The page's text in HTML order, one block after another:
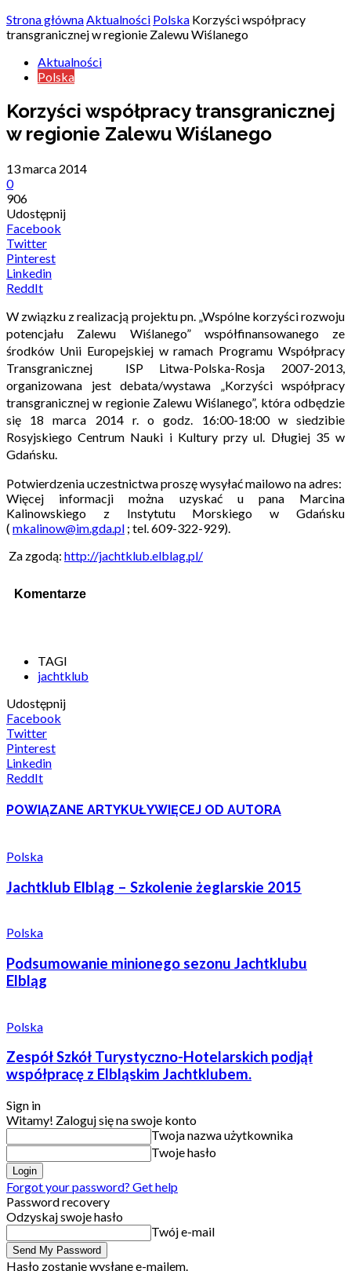
Strona głównaAktualności Polska Korzyści współpracy
transgranicznej w regionie Zalewu Wiślanego
Aktualności
Polska
Korzyści współpracy transgranicznej
w regionie Zalewu Wiślanego
13 marca 2014
0
906
Udostępnij
Facebook
Twitter
Pinterest
Linkedin
ReddIt
W związku z realizacją projektu pn. „Wspólne korzyści rozwoju
potencjału Zalewu Wiślanego” współfinansowanego ze
środków Unii Europejskiej w ramach Programu Współpracy
Transgranicznej ISP Litwa-Polska-Rosja 2007-2013,
organizowana jest debata/wystawa „Korzyści współpracy
transgranicznej w regionie Zalewu Wiślanego”, która odbędzie
się 18 marca 2014 r. o godz. 16:00-18:00 w siedzibie
Rosyjskiego Centrum Nauki i Kultury przy ul. Długiej 35 w
Gdańsku.
Potwierdzenia uczestnictwa proszę wysyłać mailowo na adres:
Więcej informacji można uzyskać u pana Marcina
Kalinowskiego z Instytutu Morskiego w Gdańsku
( mkalinow@im.gda.pl ; tel. 609-322-929).
Za zgodą: http://jachtklub.elblag.pl/
Komentarze
TAGI
jachtklub
Udostępnij
Facebook
Twitter
Pinterest
Linkedin
ReddIt
POWIĄZANE ARTYKUŁYWIĘCEJ OD AUTORA
Polska
Jachtklub Elbląg – Szkolenie żeglarskie 2015
Polska
Podsumowanie minionego sezonu Jachtklubu
Elbląg
Polska
Zespół Szkół Turystyczno-Hotelarskich podjął
współpracę z Elbląskim Jachtklubem.
Sign in
Witamy! Zaloguj się na swoje konto
Twoja nazwa użytkownika
Twoje hasło
Forgot your password? Get help
Password recovery
Odzyskaj swoje hasło
Twój e-mail
Hasło zostanie wysłane e-mailem.